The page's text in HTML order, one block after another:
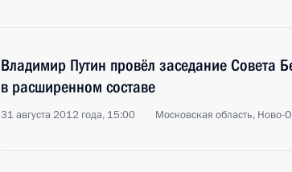
Владимир Путин провёл заседание Совета
в расширенном составе
31 августа 2012 года, 15:00 Московская область, Ново-